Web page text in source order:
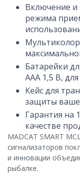
Включение и
режима
Батарейки
ААА 1,5 В,
Кейс для
защиты
Гарантия на
качестве
MADCAT SMART
сигнализаторов
и инновации
рыбалке.